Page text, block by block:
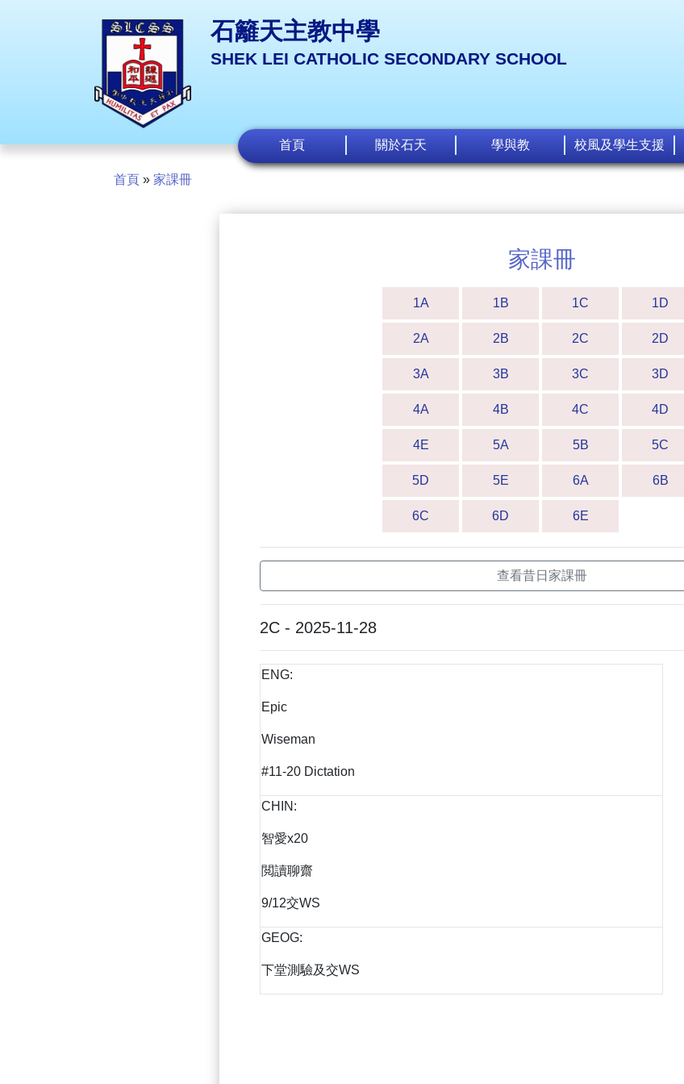
石籬天主教中學
SHEK LEI CATHOLIC SECONDARY SCHOOL
首頁 關於石天 學與教 校風及學生支援
首頁 » 家課冊
家課冊
1A 1B 1C 1D
2A 2B 2C 2D
3A 3B 3C 3D
4A 4B 4C 4D
4E 5A 5B 5C
5D 5E 6A 6B
6C 6D 6E
查看昔日家課冊
2C - 2025-11-28
ENG:
Epic
Wiseman
#11-20 Dictation
CHIN:
智愛x20
閲讀聊齋
9/12交WS
GEOG:
下堂測驗及交WS